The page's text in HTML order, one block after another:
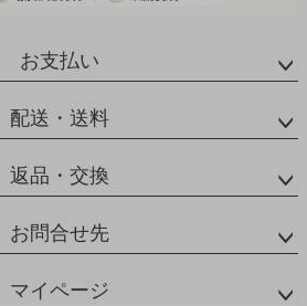
お支払い
配送・送料
返品・交換
お問合せ先
マイページ